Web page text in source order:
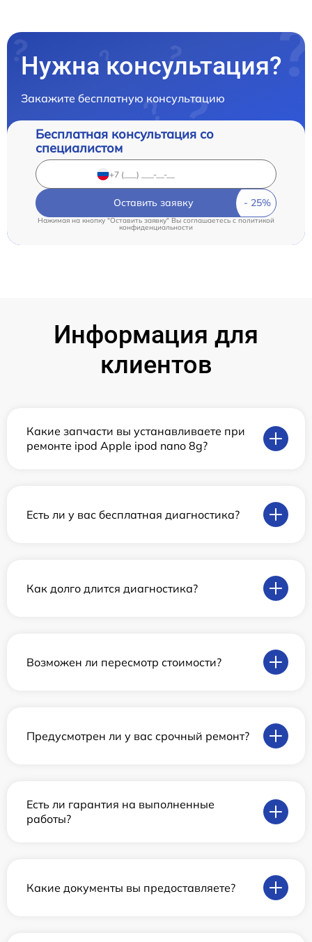
Нужна консультация?
Закажите бесплатную консультацию
Бесплатная консультация со
специалистом
Оставить заявку
Нажимая на кнопку "Оставить заявку" Вы соглашаетесь cполитикой
конфиденциальности
Информация для
клиентов
Какие запчасти вы устанавливаете при
ремонте ipod Apple ipod nano 8g?
Есть ли у вас бесплатная диагностика?
Как долго длится диагностика?
Возможен ли пересмотр стоимости?
Предусмотрен ли у вас срочный ремонт?
Есть ли гарантия на выполненные
работы?
Какие документы вы предоставляете?